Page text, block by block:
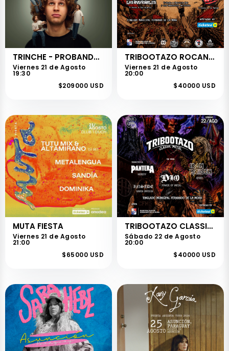
TRINCHE - PROBANDO GAMBETAS
Viernes 21 de Agosto
19:30
$209000 USD
TRIBOOTAZO ROCANROL
Viernes 21 de Agosto
20:00
$40000 USD
MUTA FIESTA
Viernes 21 de Agosto
21:00
$65000 USD
TRIBOOTAZO CLASSIC METAL
Sábado 22 de Agosto
20:00
$40000 USD